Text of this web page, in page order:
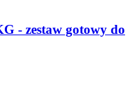
- zestaw gotowy do